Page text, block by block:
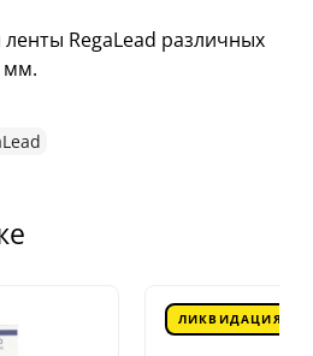
RegaLead различных
мм.
ЛИКВИДАЦИЯ